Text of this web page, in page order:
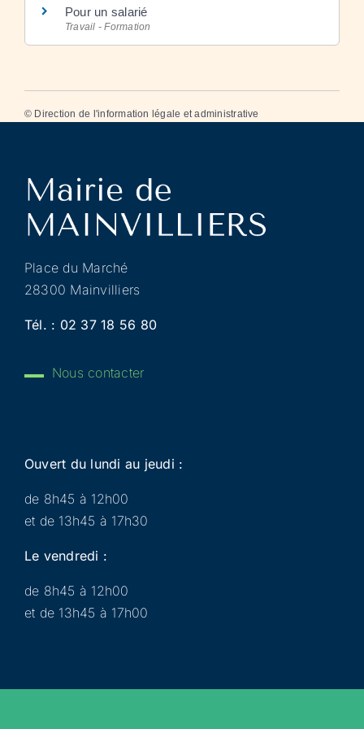
Pour un salarié
Travail - Formation
© Direction de l'information légale et administrative
Place du Marché
28300 Mainvilliers
Tél. : 02 37 18 56 80
Nous contacter
Ouvert du lundi au jeudi :
de 8h45 à 12h00
et de 13h45 à 17h30
Le vendredi :
de 8h45 à 12h00
et de 13h45 à 17h00